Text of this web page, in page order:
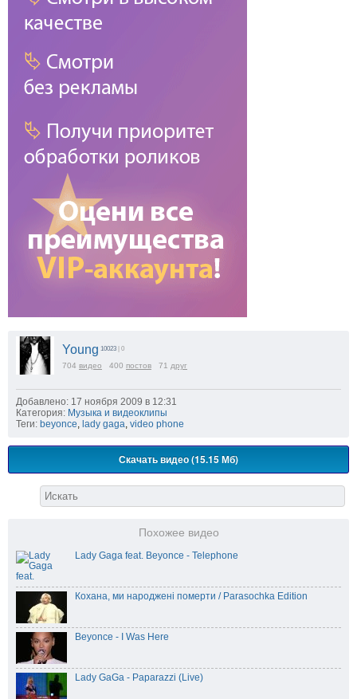
Young 10023 | 0
704 видео 400 постов 71 друг
Добавлено: 17 ноября 2009 в 12:31
Категория: Музыка и видеоклипы
Теги: beyonce, lady gaga, video phone
Скачать видео (15.15 Мб)
Похожее видео
Lady Gaga feat. Beyonce - Telephone
Кохана, ми народжені померти / Parasochka Edition
Beyonce - I Was Here
Lady GaGa - Paparazzi (Live)